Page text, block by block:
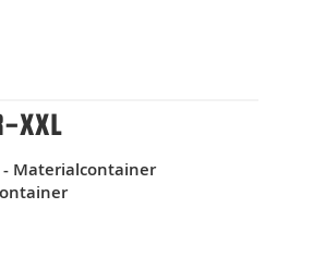
XXL
Materialcontainer